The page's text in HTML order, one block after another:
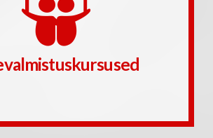
ettevalmistuskursused annavad nii
ka gümnaasiumi õpilastele eksamiteks
ja enesekindluse. Kursusi
oma ala parimad spetsialistid.